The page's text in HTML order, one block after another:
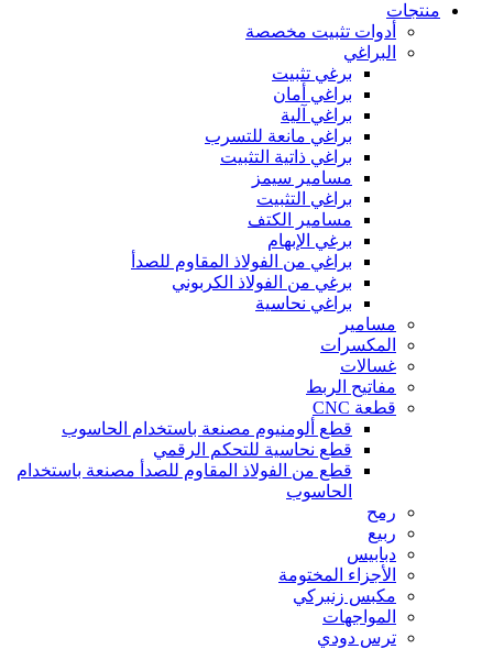
منتجات
أدوات تثبيت مخصصة
البراغي
برغي تثبيت
براغي أمان
براغي آلية
براغي مانعة للتسرب
براغي ذاتية التثبيت
مسامير سيمز
براغي التثبيت
مسامير الكتف
برغي الإبهام
براغي من الفولاذ المقاوم للصدأ
برغي من الفولاذ الكربوني
براغي نحاسية
مسامير
المكسرات
غسالات
مفاتيح الربط
قطعة CNC
قطع ألومنيوم مصنعة باستخدام الحاسوب
قطع نحاسية للتحكم الرقمي
قطع من الفولاذ المقاوم للصدأ مصنعة باستخدام
الحاسوب
رمح
ربيع
دبابيس
الأجزاء المختومة
مكبس زنبركي
المواجهات
ترس دودي